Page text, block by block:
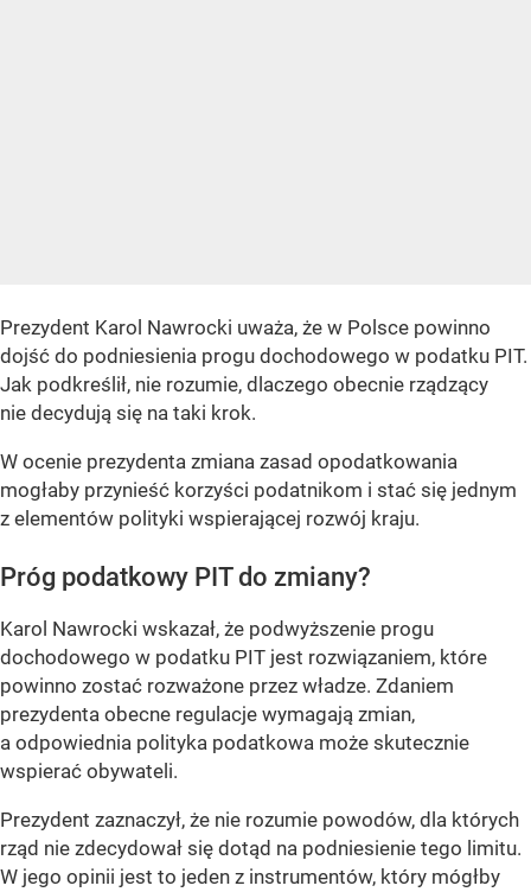
Prezydent Karol Nawrocki uważa, że w Polsce powinno
dojść do podniesienia progu dochodowego w podatku PIT.
Jak podkreślił, nie rozumie, dlaczego obecnie rządzący
nie decydują się na taki krok.
W ocenie prezydenta zmiana zasad opodatkowania
mogłaby przynieść korzyści podatnikom i stać się jednym
z elementów polityki wspierającej rozwój kraju.
Próg podatkowy PIT do zmiany?
Karol Nawrocki wskazał, że podwyższenie progu
dochodowego w podatku PIT jest rozwiązaniem, które
powinno zostać rozważone przez władze. Zdaniem
prezydenta obecne regulacje wymagają zmian,
a odpowiednia polityka podatkowa może skutecznie
wspierać obywateli.
Prezydent zaznaczył, że nie rozumie powodów, dla których
rząd nie zdecydował się dotąd na podniesienie tego limitu.
W jego opinii jest to jeden z instrumentów, który mógłby